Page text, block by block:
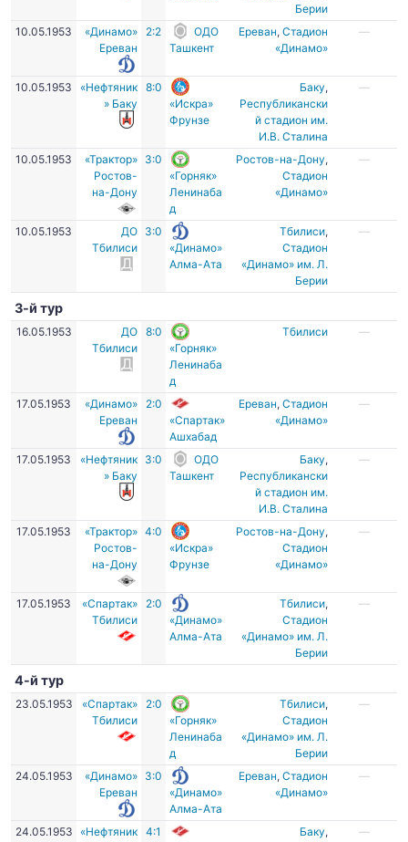
Берии
10.05.1953
«Динамо»
Ереван
2:2
ОДО
Ташкент
Ереван,Стадион
«Динамо»
—
10.05.1953
«Нефтяник
» Баку
8:0
«Искра»
Фрунзе
Баку,
Республикански
й стадион им.
И.В. Сталина
—
10.05.1953
«Трактор»
Ростов-
на-Дону
3:0
«Горняк»
Ленинаба
д
Ростов-на-Дону,
Стадион
«Динамо»
—
10.05.1953
ДО
Тбилиси
3:0
«Динамо»
Алма-Ата
Тбилиси,
Стадион
«Динамо» им. Л.
Берии
—
3-й тур
16.05.1953
ДО
Тбилиси
8:0
«Горняк»
Ленинаба
д
Тбилиси —
17.05.1953
«Динамо»
Ереван
2:0
«Спартак»
Ашхабад
Ереван,Стадион
«Динамо»
—
17.05.1953
«Нефтяник
» Баку
3:0
ОДО
Ташкент
Баку,
Республикански
й стадион им.
И.В. Сталина
—
17.05.1953
«Трактор»
Ростов-
на-Дону
4:0
«Искра»
Фрунзе
Ростов-на-Дону,
Стадион
«Динамо»
—
17.05.1953
«Спартак»
Тбилиси
2:0
«Динамо»
Алма-Ата
Тбилиси,
Стадион
«Динамо» им. Л.
Берии
—
4-й тур
23.05.1953
«Спартак»
Тбилиси
2:0
«Горняк»
Ленинаба
д
Тбилиси,
Стадион
«Динамо» им. Л.
Берии
—
24.05.1953
«Динамо»
Ереван
3:0
«Динамо»
Алма-Ата
Ереван,Стадион
«Динамо»
—
24.05.1953
«Нефтяник 4:1
Баку,
—